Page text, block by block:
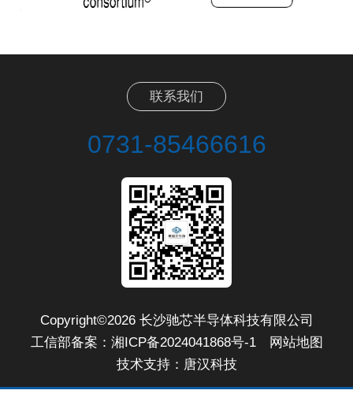
联系我们
0731-85466616
Copyright©2026 长沙驰芯半导体科技有限公司
工信部备案： 湘ICP备2024041868号-1
网站地图
技术支持： 唐汉科技